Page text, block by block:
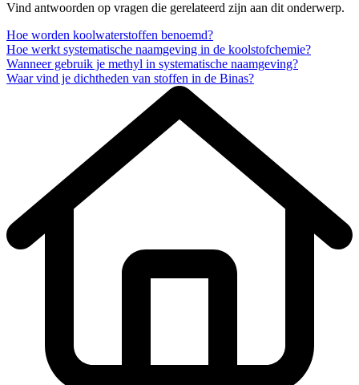
Vind antwoorden op vragen die gerelateerd zijn aan dit onderwerp.
Hoe worden koolwaterstoffen benoemd?
Hoe werkt systematische naamgeving in de koolstofchemie?
Wanneer gebruik je methyl in systematische naamgeving?
Waar vind je dichtheden van stoffen in de Binas?